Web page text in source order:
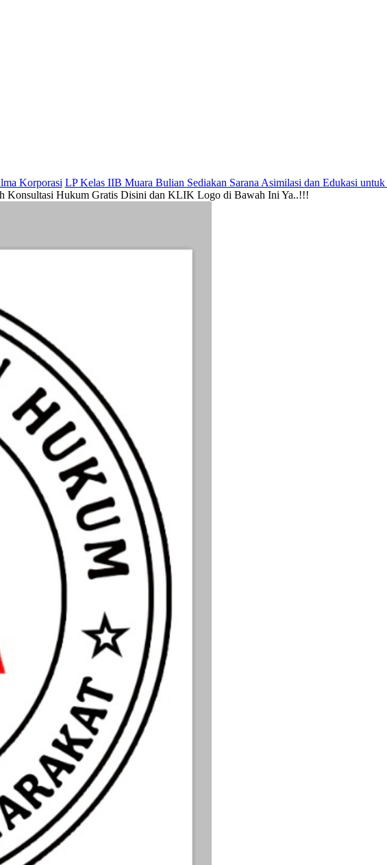
LP Kelas IIB Muara Bulian Sediakan Sarana Asimilasi dan Edukasi untuk Tingkatkan
Konsultasi Hukum Gratis Disini dan KLIK Logo di Bawah Ini Ya..!!!